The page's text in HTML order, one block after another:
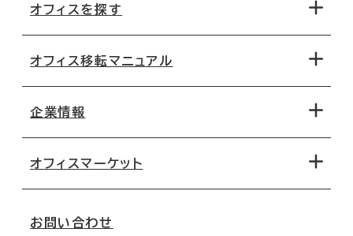
オフィスを探す
地図から探す
路線・駅から探す
オフィス移転マニュアル
移転コストシミュレーション
移転スケジュール
オフィス移転Q&A
企業情報
オフィスマーケット
お問い合わせ